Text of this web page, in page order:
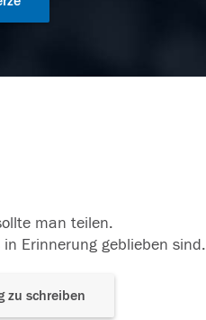
man teilen.
Erinnerung geblieben sind.
zu schreiben